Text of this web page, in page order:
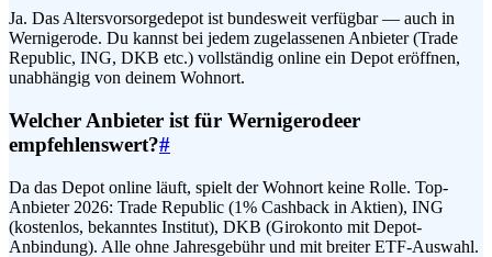
Ja. Das Altersvorsorgedepot ist bundesweit verfügbar — auch in
Wernigerode. Du kannst bei jedem zugelassenen Anbieter (Trade
Republic, ING, DKB etc.) vollständig online ein Depot eröffnen,
unabhängig von deinem Wohnort.
Welcher Anbieter ist für Wernigerodeer
empfehlenswert?#
Da das Depot online läuft, spielt der Wohnort keine Rolle. Top-
Anbieter 2026: Trade Republic (1% Cashback in Aktien), ING
(kostenlos, bekanntes Institut), DKB (Girokonto mit Depot-
Anbindung). Alle ohne Jahresgebühr und mit breiter ETF-Auswahl.